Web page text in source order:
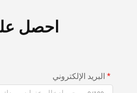
احصل
البريد الإلكتروني